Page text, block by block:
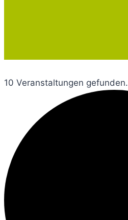
10 Veranstaltungen gefunden.